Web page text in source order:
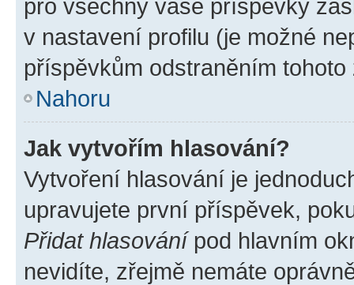
pro všechny vaše příspěvky
v nastavení profilu (je možné
příspěvkům odstraněním
Nahoru
Jak vytvořím hlasování?
Vytvoření hlasování je
upravujete první příspěvek,
Přidat hlasovánípod hlavním
nevidíte, zřejmě nemáte